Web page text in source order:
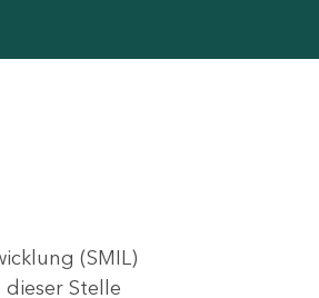
(SMIL)
Stelle